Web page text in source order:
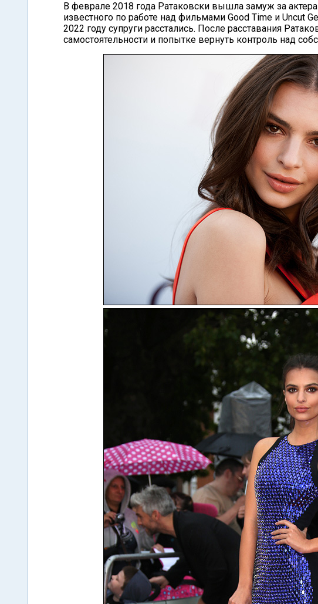
В феврале 2018 года Ратаковски вышла замуж за
известного по работе над фильмами Good Time и Uncut
2022 году супруги расстались. После расставания
самостоятельности и попытке вернуть контроль над